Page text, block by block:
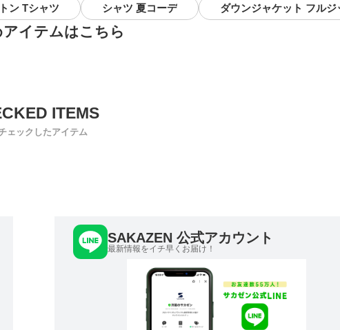
ン Tシャツ シャツ 夏コーデ ダウンジャケット フルジ
イテムはこちら
ェックしたアイテム
SAKAZEN 公式アカウント
最新情報をイチ早くお届け！